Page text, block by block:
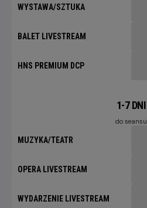
WYSTAWA/SZTUKA
BALET LIVESTREAM
HNS PREMIUM DCP
1-7 DNI
do seansu
MUZYKA/TEATR
OPERA LIVESTREAM
WYDARZENIE LIVESTREAM